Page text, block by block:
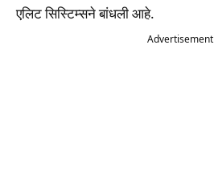
एलिट सिस्टिम्सने बांधली आहे.
Advertisement